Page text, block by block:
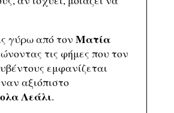
γύρω από τον Ματία
τις φήμες που τον
εμφανίζεται
αξιόπιστο
Λεάλι.